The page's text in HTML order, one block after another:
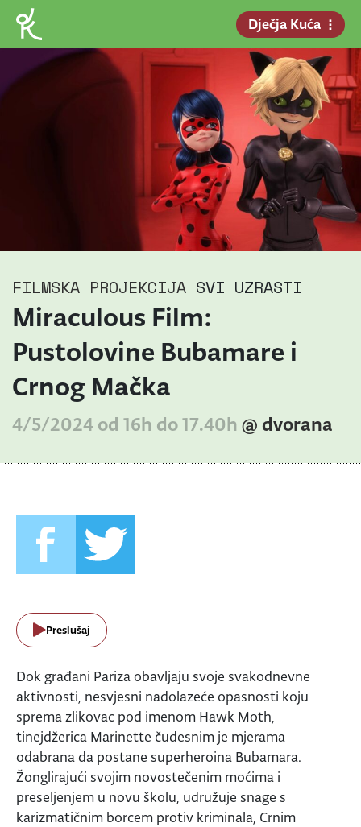
Dječja Kuća
FILMSKA PROJEKCIJA SVI UZRASTI
Miraculous Film:
Pustolovine Bubamare i
Crnog Mačka
4/5/2024 od 16h do 17.40h @ dvorana
Preslušaj
Dok građani Pariza obavljaju svoje svakodnevne
aktivnosti, nesvjesni nadolazeće opasnosti koju
sprema zlikovac pod imenom Hawk Moth,
tinejdžerica Marinette čudesnim je mjerama
odabrana da postane superheroina Bubamara.
Žonglirajući svojim novostečenim moćima i
preseljenjem u novu školu, udružuje snage s
karizmatičnim borcem protiv kriminala, Crnim